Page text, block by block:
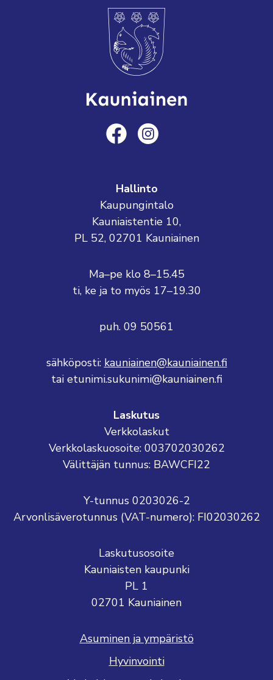
Hallinto
Kaupungintalo
Kauniaistentie 10,
PL 52, 02701 Kauniainen
Ma–pe klo 8–15.45
ti, ke ja to myös 17–19.30
puh. 09 50561
sähköposti: kauniainen@kauniainen.fi
tai etunimi.sukunimi@kauniainen.fi
Laskutus
Verkkolaskut
Verkkolaskuosoite: 003702030262
Välittäjän tunnus: BAWCFI22
Y-tunnus 0203026-2
Arvonlisäverotunnus (VAT-numero): FI02030262
Laskutusosoite
Kauniaisten kaupunki
PL 1
02701 Kauniainen
Asuminen ja ympäristö
Hyvinvointi